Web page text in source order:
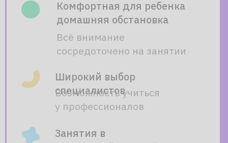
по обучению?
Звоните!
консультацию от наших
специалистов